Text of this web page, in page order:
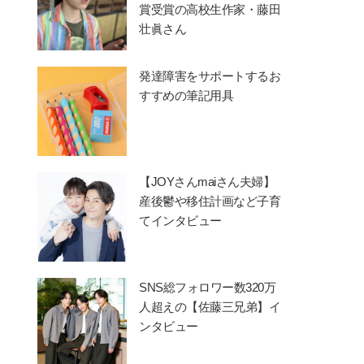
賞受賞の高校生作家・藤田
壮眞さん
発達障害をサポートするお
すすめの筆記用具
【JOYさんmaiさん夫婦】
産後鬱や移住計画など子育
てインタビュー
SNS総フォロワー数320万
人超えの【佐藤三兄弟】イ
ンタビュー